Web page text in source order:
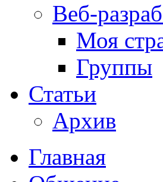
Веб-
Моя
Группы
Статьи
Архив
Главная